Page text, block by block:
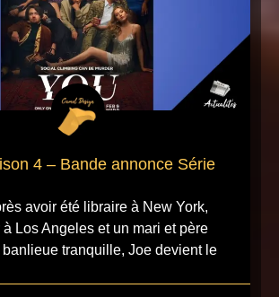
4 – Bande annonce Série
avoir été libraire à New York,
Los Angeles et un mari et père
tranquille, Joe devient le